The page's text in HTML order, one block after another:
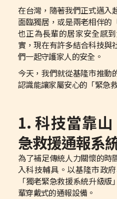
在台灣，隨著我們正式邁入
面臨獨居，或是兩老相伴的
也正為長輩的居家安全感
實，現在有許多結合科技與
們一起守護家人的安全。
今天，我們就從基隆市推動
認識能讓家屬安心的「緊急
1. 科技當靠
急救援通報系
為了補足傳統人力關懷的時
入科技輔具。以基隆市政
「獨老緊急救援系統升級
輩穿戴式的通報設備。